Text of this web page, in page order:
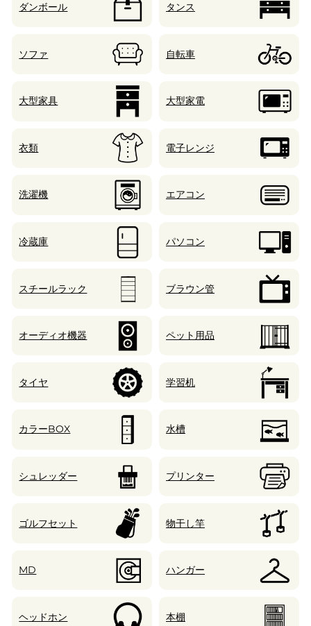
ダンボール タンス
ソファ 自転車
大型家具 大型家電
衣類 電子レンジ
洗濯機 エアコン
冷蔵庫 パソコン
スチールラック ブラウン管
オーディオ機器 ペット用品
タイヤ 学習机
カラーBOX 水槽
シュレッダー プリンター
ゴルフセット 物干し竿
MD ハンガー
ヘッドホン 本棚